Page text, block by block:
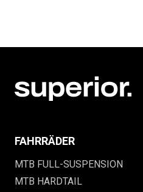
FAHRRÄDER
MTB FULL-SUSPENSION
MTB HARDTAIL